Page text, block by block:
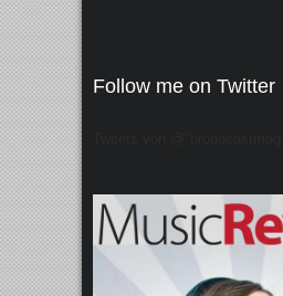
Follow me on Twitter